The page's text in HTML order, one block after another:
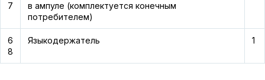
7
в ампуле (комплектуется конечным
потребителем)
6
8
Языкодержатель 1